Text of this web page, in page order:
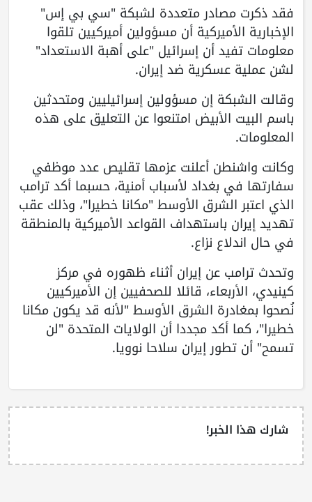
فقد ذكرت مصادر متعددة لشبكة "سي بي إس"
الإخبارية الأميركية أن مسؤولين أميركيين تلقوا
معلومات تفيد أن إسرائيل "على أهبة الاستعداد"
لشن عملية عسكرية ضد إيران.
وقالت الشبكة إن مسؤولين إسرائيليين ومتحدثين
باسم البيت الأبيض امتنعوا عن التعليق على هذه
المعلومات.
وكانت واشنطن أعلنت عزمها تقليص عدد موظفي
سفارتها في بغداد لأسباب أمنية، حسبما أكد ترامب
الذي اعتبر الشرق الأوسط "مكانا خطيرا"، وذلك عقب
تهديد إيران باستهداف القواعد الأميركية بالمنطقة
في حال اندلاع نزاع.
وتحدث ترامب عن إيران أثناء ظهوره في مركز
كينيدي، الأربعاء، قائلا للصحفيين إن الأميركيين
نُصحوا بمغادرة الشرق الأوسط "لأنه قد يكون مكانا
خطيرا"، كما أكد مجددا أن الولايات المتحدة "لن
تسمح" أن تطور إيران سلاحا نوويا.
شارك هذا الخبر!